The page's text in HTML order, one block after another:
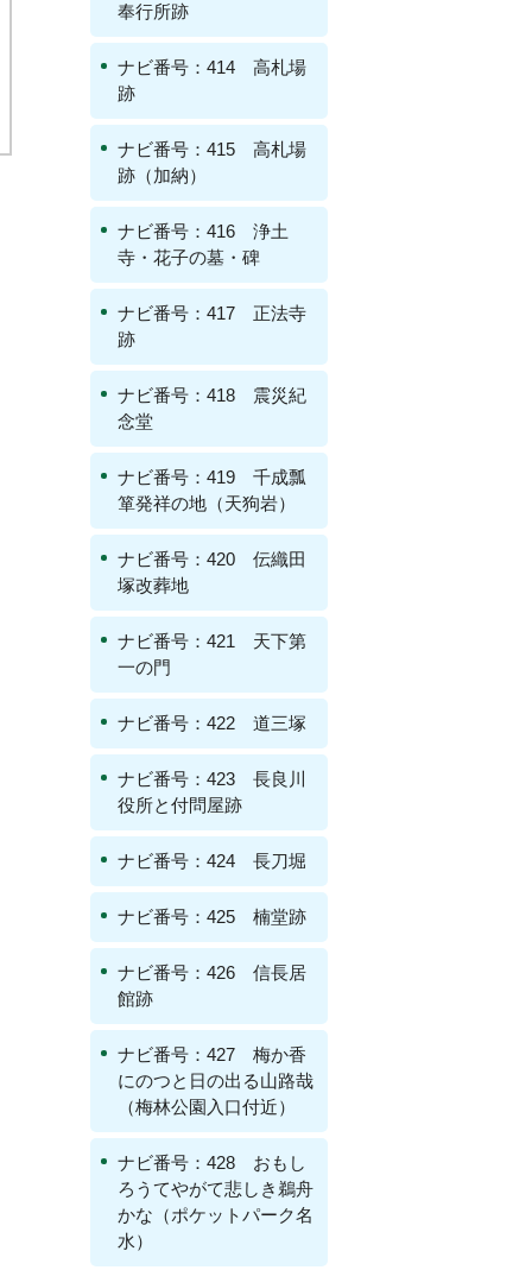
奉行所跡
ナビ番号：414 高札場
跡
ナビ番号：415 高札場
跡（加納）
ナビ番号：416 浄土
寺・花子の墓・碑
ナビ番号：417 正法寺
跡
ナビ番号：418 震災紀
念堂
ナビ番号：419 千成瓢
箪発祥の地（天狗岩）
ナビ番号：420 伝織田
塚改葬地
ナビ番号：421 天下第
一の門
ナビ番号：422 道三塚
ナビ番号：423 長良川
役所と付問屋跡
ナビ番号：424 長刀堀
ナビ番号：425 楠堂跡
ナビ番号：426 信長居
館跡
ナビ番号：427 梅か香
にのつと日の出る山路哉
（梅林公園入口付近）
ナビ番号：428 おもし
ろうてやがて悲しき鵜舟
かな（ポケットパーク名
水）